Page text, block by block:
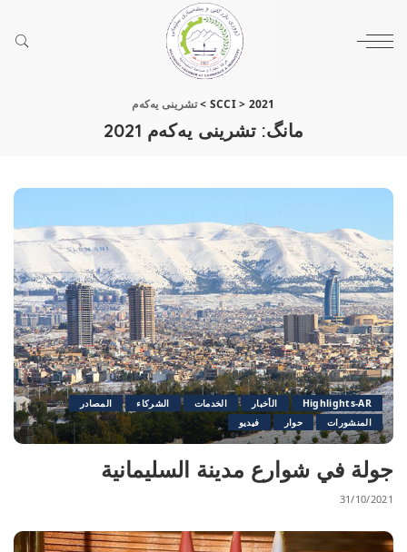
SCCI> 2021
>تشرینی یه‌كه‌م
مانگ: تشرینی یه‌كه‌م 2021
Highlights-AR الأخبار الخدمات الشرکاء
المصادر
المنشورات
حوار فيديو
جولة في شوارع مدينة السليمانية
31/10/2021